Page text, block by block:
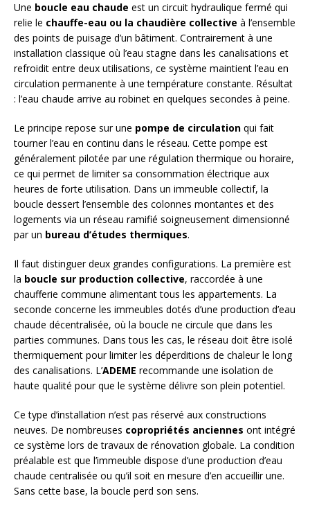
Une boucle eau chaude est un circuit hydraulique fermé qui
relie le chauffe-eau ou la chaudière collective à l’ensemble
des points de puisage d’un bâtiment. Contrairement à une
installation classique où l’eau stagne dans les canalisations et
refroidit entre deux utilisations, ce système maintient l’eau en
circulation permanente à une température constante. Résultat
: l’eau chaude arrive au robinet en quelques secondes à peine.
Le principe repose sur une pompe de circulation qui fait
tourner l’eau en continu dans le réseau. Cette pompe est
généralement pilotée par une régulation thermique ou horaire,
ce qui permet de limiter sa consommation électrique aux
heures de forte utilisation. Dans un immeuble collectif, la
boucle dessert l’ensemble des colonnes montantes et des
logements via un réseau ramifié soigneusement dimensionné
par un bureau d’études thermiques.
Il faut distinguer deux grandes configurations. La première est
la boucle sur production collective, raccordée à une
chaufferie commune alimentant tous les appartements. La
seconde concerne les immeubles dotés d’une production d’eau
chaude décentralisée, où la boucle ne circule que dans les
parties communes. Dans tous les cas, le réseau doit être isolé
thermiquement pour limiter les déperditions de chaleur le long
des canalisations. L’ADEME recommande une isolation de
haute qualité pour que le système délivre son plein potentiel.
Ce type d’installation n’est pas réservé aux constructions
neuves. De nombreuses copropriétés anciennes ont intégré
ce système lors de travaux de rénovation globale. La condition
préalable est que l’immeuble dispose d’une production d’eau
chaude centralisée ou qu’il soit en mesure d’en accueillir une.
Sans cette base, la boucle perd son sens.